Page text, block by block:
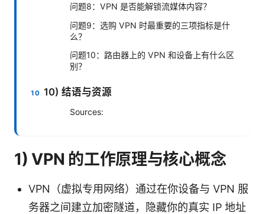
问题8：VPN 是否能解锁流媒体内容？
问题9：选购 VPN 时最重要的三项指标是什
么？
问题10：路由器上的 VPN 和设备上有什么区
别？
10) 结语与资源
Sources:
1) VPN 的工作原理与核心概念
VPN（虚拟专用网络）通过在你设备与 VPN 服
务器之间建立加密隧道，隐藏你的真实 IP 地址